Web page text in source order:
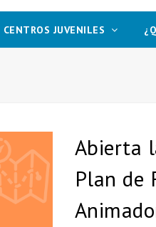
CENTROS JUVENILES
Abierta
Plan de